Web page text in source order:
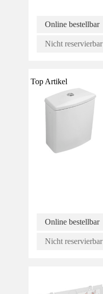
Online bestellbar
Nicht reservierbar
Top Artikel
Online bestellbar
Nicht reservierbar